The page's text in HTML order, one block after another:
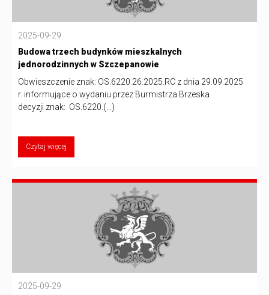
2025-09-29
Budowa trzech budynków mieszkalnych
jednorodzinnych w Szczepanowie
Obwieszczenie znak: OS.6220.26.2025.RC z dnia 29.09.2025
r. informujące o wydaniu przez Burmistrza Brzeska
decyzji znak: OS.6220.(...)
Czytaj więcej
2025-09-29